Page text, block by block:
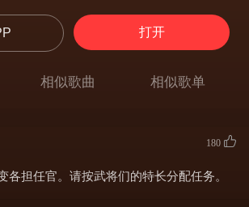
打开
相似歌曲 相似歌单
180
各担任官。请按武将们的特长分配任务。